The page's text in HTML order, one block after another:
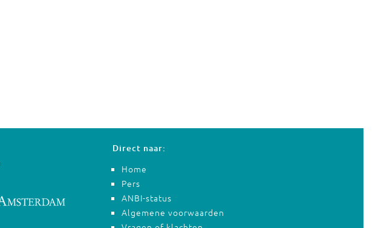
Direct naar:
Home
Pers
ANBI-status
Algemene voorwaarden